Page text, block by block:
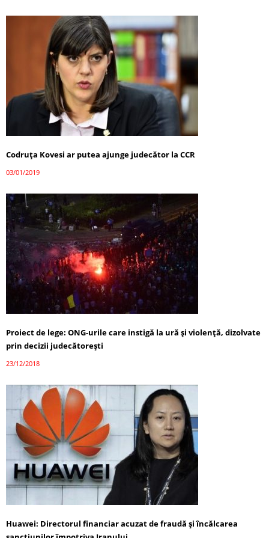
Codruța Kovesi ar putea ajunge judecător la CCR
03/01/2019
Proiect de lege: ONG-urile care instigă la ură și violenţă, dizolvate
prin decizii judecătoreşti
23/12/2018
Huawei: Directorul financiar acuzat de fraudă şi încălcarea